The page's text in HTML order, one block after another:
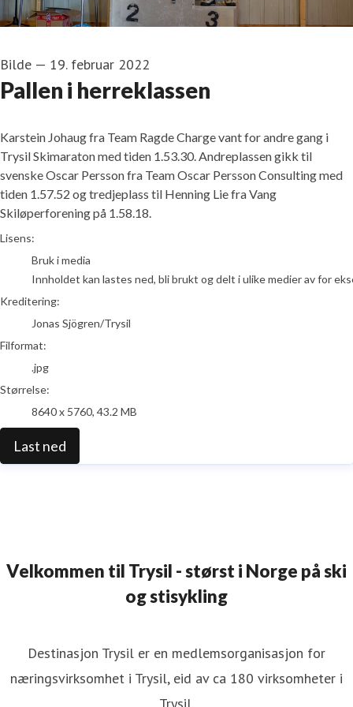
Bilde — 19. februar 2022
Pallen i herreklassen
Karstein Johaug fra Team Ragde Charge vant for andre gang i
Trysil Skimaraton med tiden 1.53.30. Andreplassen gikk til
svenske Oscar Persson fra Team Oscar Persson Consulting med
tiden 1.57.52 og tredjeplass til Henning Lie fra Vang
Skiløperforening på 1.58.18.
Jonas Sjögren/Trysil
Lisens:
Bruk i media
Innholdet kan lastes ned, bli brukt og delt i ulike medier av for
Kreditering:
Jonas Sjögren/Trysil
Filformat:
.jpg
Størrelse:
8640 x 5760, 43.2 MB
Last ned
Velkommen til Trysil - størst i Norge på ski
og stisykling
Destinasjon Trysil er en medlemsorganisasjon for
næringsvirksomhet i Trysil, eid av ca 180 virksomheter i